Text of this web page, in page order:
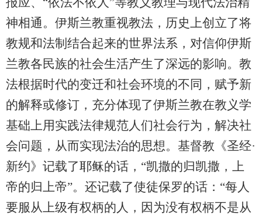
神相通。伊斯兰教重视教法，历史上创立了将
教规和法制结合起来的世界法系，对信仰伊斯
兰教各民族的社会生活产生了深远的影响。教
法根据时代的变迁和社会环境的不同，赋予新
的解释或修订，充分体现了伊斯兰教在教义学
基础上用实践法律规范人们社会行为，解决社
会问题，从而实现法治的思想。基督教《圣经·
新约》记载了耶稣的话，“凯撒的归凯撒，上
帝的归上帝”。还记载了使徒保罗的话：“每人
要服从上级有权柄的人，因为没有权柄不是从